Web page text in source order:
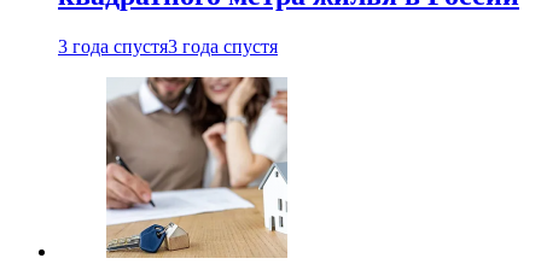
3 года спустя3 года спустя